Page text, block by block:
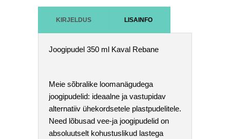
KIRJELDUS LISAINFO
Joogipudel 350 ml Kaval Rebane
Meie sõbralike loomanägudega
joogipudelid: ideaalne ja vastupidav
alternatiiv ühekordsetele plastpudelitele.
Need lõbusad vee-ja joogipudelid on
absoluutselt kohustuslikud lastega